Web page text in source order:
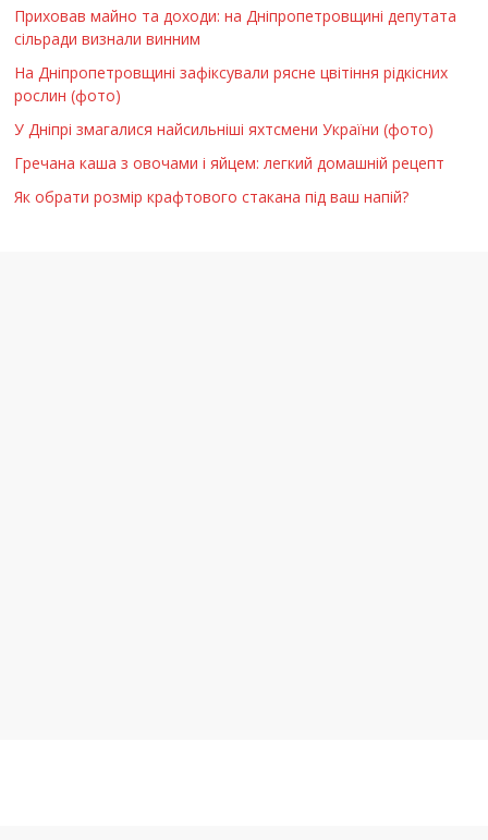
Приховав майно та доходи: на Дніпропетровщині депутата
сільради визнали винним
На Дніпропетровщині зафіксували рясне цвітіння рідкісних
рослин (фото)
У Дніпрі змагалися найсильніші яхтсмени України (фото)
Гречана каша з овочами і яйцем: легкий домашній рецепт
Як обрати розмір крафтового стакана під ваш напій?